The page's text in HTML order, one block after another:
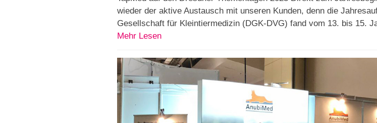
wieder der aktive Austausch mit unseren Kunden, denn die
Gesellschaft für Kleintiermedizin (DGK-DVG) fand vom 13. bis 15.
Mehr Lesen